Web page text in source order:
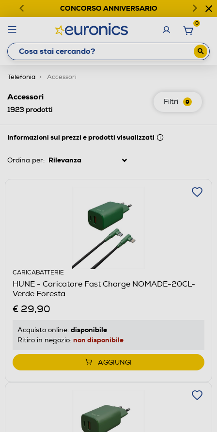
CONCORSO ANNIVERSARIO
0
Telefonia Accessori
Filtri 9
Accessori
1923prodotti
Informazioni sui prezzi e prodotti visualizzati
Ordina per:
CARICABATTERIE
HUNE - Caricatore Fast Charge NOMADE-20CL-
Verde Foresta
€ 29,90
Acquisto online: disponibile
Ritiro in negozio: non disponibile
AGGIUNGI